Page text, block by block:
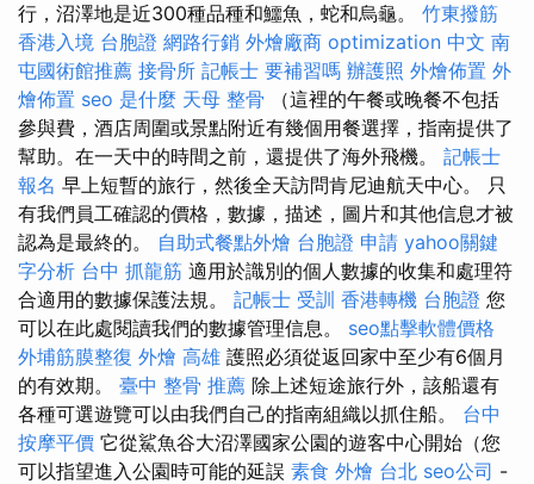
行，沼澤地是近300種品種和鱷魚，蛇和烏龜。 竹東撥筋
香港入境 台胞證 網路行銷 外燴廠商 optimization 中文 南
屯國術館推薦 接骨所 記帳士 要補習嗎 辦護照 外燴佈置 外
燴佈置 seo 是什麼 天母 整骨 （這裡的午餐或晚餐不包括
參與費，酒店周圍或景點附近有幾個用餐選擇，指南提供了
幫助。在一天中的時間之前，還提供了海外飛機。 記帳士
報名 早上短暫的旅行，然後全天訪問肯尼迪航天中心。 只
有我們員工確認的價格，數據，描述，圖片和其他信息才被
認為是最終的。 自助式餐點外燴 台胞證 申請 yahoo關鍵
字分析 台中 抓龍筋 適用於識別的個人數據的收集和處理符
合適用的數據保護法規。 記帳士 受訓 香港轉機 台胞證 您
可以在此處閱讀我們的數據管理信息。 seo點擊軟體價格
外埔筋膜整復 外燴 高雄 護照必須從返回家中至少有6個月
的有效期。 臺中 整骨 推薦 除上述短途旅行外，該船還有
各種可選遊覽可以由我們自己的指南組織以抓住船。 台中
按摩平價 它從鯊魚谷大沼澤國家公園的遊客中心開始（您
可以指望進入公園時可能的延誤 素食 外燴 台北 seo公司 -